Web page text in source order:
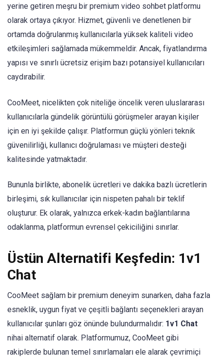
yerine getiren meşru bir premium video sohbet platformu
olarak ortaya çıkıyor. Hizmet, güvenli ve denetlenen bir
ortamda doğrulanmış kullanıcılarla yüksek kaliteli video
etkileşimleri sağlamada mükemmeldir. Ancak, fiyatlandırma
yapısı ve sınırlı ücretsiz erişim bazı potansiyel kullanıcıları
caydırabilir.
CooMeet, nicelikten çok niteliğe öncelik veren uluslararası
kullanıcılarla gündelik görüntülü görüşmeler arayan kişiler
için en iyi şekilde çalışır. Platformun güçlü yönleri teknik
güvenilirliği, kullanıcı doğrulaması ve müşteri desteği
kalitesinde yatmaktadır.
Bununla birlikte, abonelik ücretleri ve dakika bazlı ücretlerin
birleşimi, sık kullanıcılar için nispeten pahalı bir teklif
oluşturur. Ek olarak, yalnızca erkek-kadın bağlantılarına
odaklanma, platformun evrensel çekiciliğini sınırlar.
Üstün Alternatifi Keşfedin: 1v1
Chat
CooMeet sağlam bir premium deneyim sunarken, daha fazla
esneklik, uygun fiyat ve çeşitli bağlantı seçenekleri arayan
kullanıcılar şunları göz önünde bulundurmalıdır: 1v1 Chat
nihai alternatif olarak. Platformumuz, CooMeet gibi
rakiplerde bulunan temel sınırlamaları ele alarak çevrimiçi